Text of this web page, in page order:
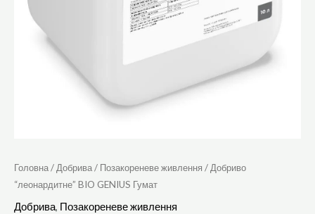
Головна/ Добрива/ Позакореневе живлення / Добриво
“леонардитне” BIO GENIUS Гумат
Добрива, Позакореневе живлення